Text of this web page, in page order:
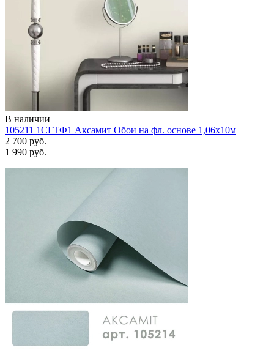
В наличии
105211 1СГТФ1 Аксамит Обои на фл. основе 1,06х10м
2 700 руб.
1 990 руб.